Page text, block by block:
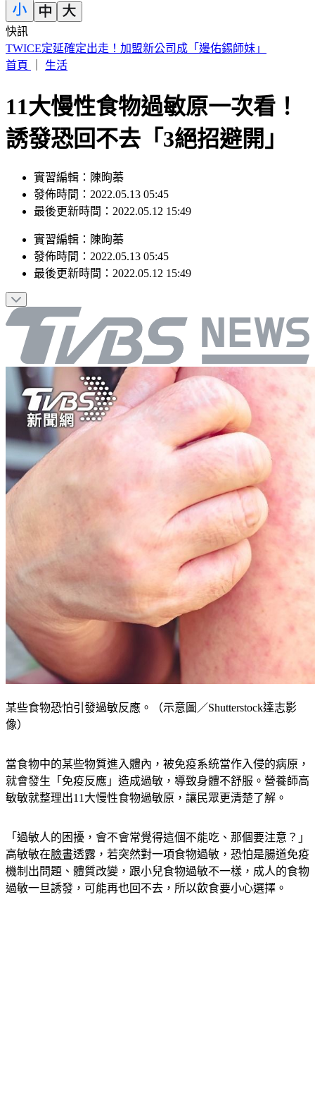
快訊
快訊／蔣市府人事異動！發言人李政軒請辭
首頁
生活
11大慢性食物過敏原一次看！
誘發恐回不去「3絕招避開」
實習編輯：陳昫蓁
發佈時間：2022.05.13 05:45
最後更新時間：2022.05.12 15:49
實習編輯 ： 陳昫蓁
發佈時間： 2022.05.13 05:45
最後更新時間： 2022.05.12 15:49
某些食物恐怕引發過敏反應。（示意圖／Shutterstock達志影
像）
當食物中的某些物質進入體內，被免疫系統當作入侵的病原，
就會發生「免疫反應」造成過敏，導致身體不舒服。營養師高
敏敏就整理出11大慢性食物過敏原，讓民眾更清楚了解。
「過敏人的困擾，會不會常覺得這個不能吃、那個要注意？」
高敏敏在臉書透露，若突然對一項食物過敏，恐怕是腸道免疫
機制出問題、體質改變，跟小兒食物過敏不一樣，成人的食物
過敏一旦誘發，可能再也回不去，所以飲食要小心選擇。